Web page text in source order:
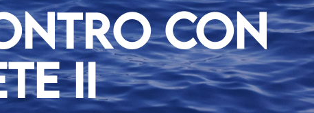
con
II